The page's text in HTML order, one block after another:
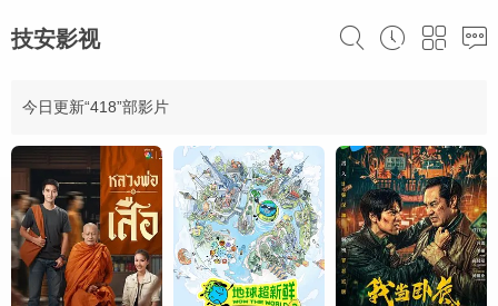
技安影视
今日更新“418”部影片